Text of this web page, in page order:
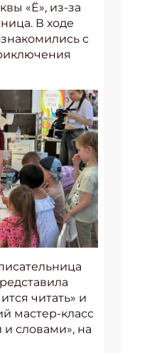
«Ё», из-за
В ходе
с
читать» и
мастер-класс
словами», на